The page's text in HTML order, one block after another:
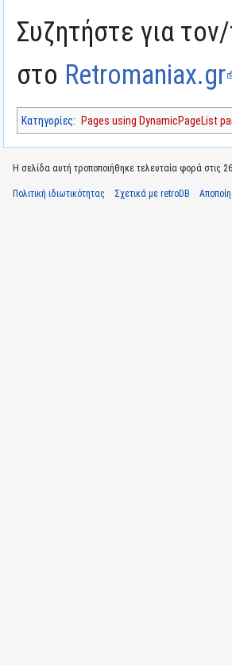
Συζητήστε για
στο Retromaniax.gr
Κατηγορίες: Pages using DynamicPageList
Η σελίδα αυτή τροποποιήθηκε τελευταία φορά στις
Πολιτική ιδιωτικότητας Σχετικά με retroDB